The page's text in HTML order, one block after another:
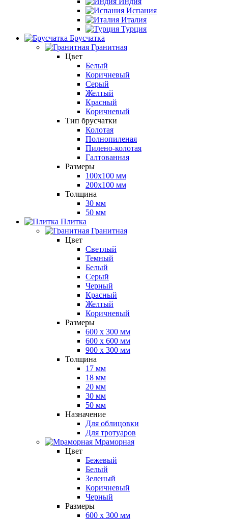
Испания
Италия
Турция
Брусчатка
Гранитная
Цвет
Белый
Коричневый
Серый
Желтый
Красный
Коричневый
Тип брусчатки
Колотая
Полнопиленая
Пилено-колотая
Галтованная
Размеры
100х100 мм
200х100 мм
Толщина
30 мм
50 мм
Плитка
Гранитная
Цвет
Светлый
Темный
Белый
Серый
Черный
Красный
Желтый
Коричневый
Размеры
600 х 300 мм
600 х 600 мм
900 x 300 мм
Толщина
17 мм
18 мм
20 мм
30 мм
50 мм
Назначение
Для облицовки
Для тротуаров
Мраморная
Цвет
Бежевый
Белый
Зеленый
Коричневый
Черный
Размеры
600 х 300 мм